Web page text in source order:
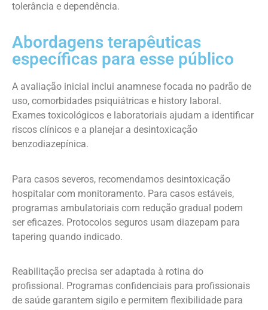
tolerância e dependência.
Abordagens terapêuticas
específicas para esse público
A avaliação inicial inclui anamnese focada no padrão de
uso, comorbidades psiquiátricas e history laboral.
Exames toxicológicos e laboratoriais ajudam a identificar
riscos clínicos e a planejar a desintoxicação
benzodiazepínica.
Para casos severos, recomendamos desintoxicação
hospitalar com monitoramento. Para casos estáveis,
programas ambulatoriais com redução gradual podem
ser eficazes. Protocolos seguros usam diazepam para
tapering quando indicado.
Reabilitação precisa ser adaptada à rotina do
profissional. Programas confidenciais para profissionais
de saúde garantem sigilo e permitem flexibilidade para